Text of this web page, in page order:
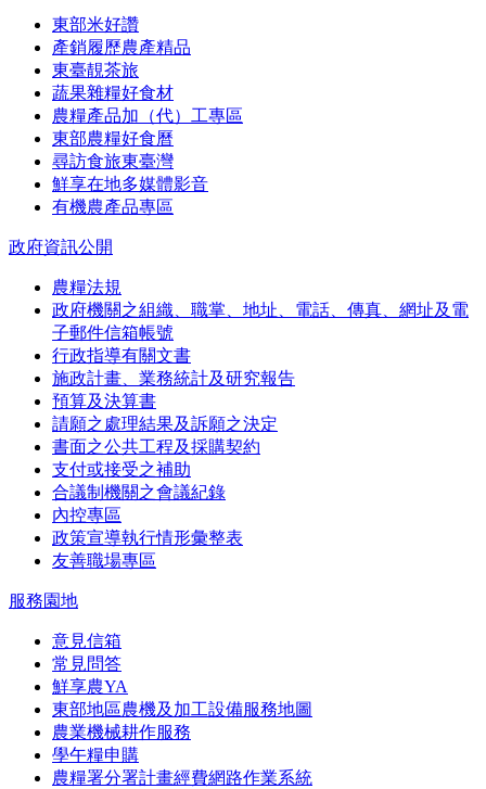
東部米好讚
產銷履歷農產精品
東臺靚茶旅
蔬果雜糧好食材
農糧產品加（代）工專區
東部農糧好食曆
尋訪食旅東臺灣
鮮享在地多媒體影音
有機農產品專區
政府資訊公開
農糧法規
政府機關之組織、職掌、地址、電話、傳真、網址及電
子郵件信箱帳號
行政指導有關文書
施政計畫、業務統計及研究報告
預算及決算書
請願之處理結果及訴願之決定
書面之公共工程及採購契約
支付或接受之補助
合議制機關之會議紀錄
內控專區
政策宣導執行情形彙整表
友善職場專區
服務園地
意見信箱
常見問答
鮮享農YA
東部地區農機及加工設備服務地圖
農業機械耕作服務
學午糧申購
農糧署分署計畫經費網路作業系統